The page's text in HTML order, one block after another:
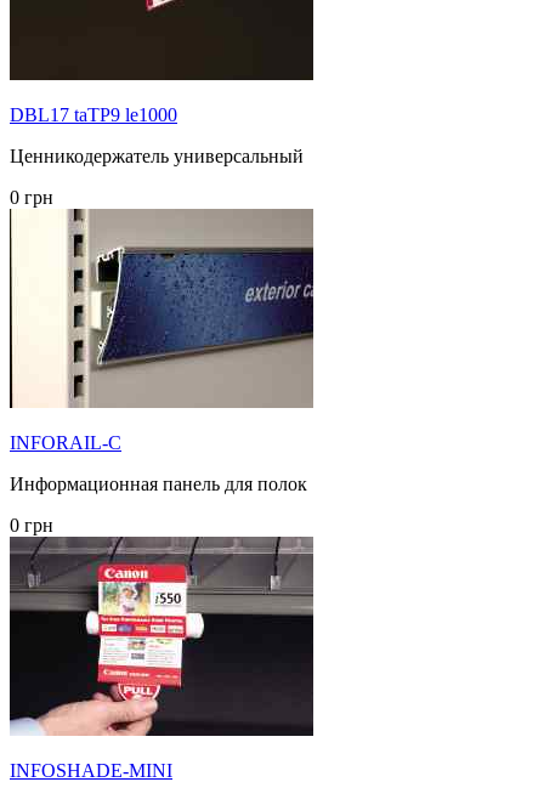
DBL17 taTP9 le1000
Ценникодержатель универсальный
0 грн
INFORAIL-C
Информационная панель для полок
0 грн
INFOSHADE-MINI